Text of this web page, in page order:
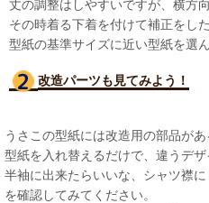
丈の調整はしやすいですが、横方
その時着る下着を付けて補正をし
型紙の基準サイズに近い型紙を選
改造パーツも見てみよう！
うさこの型紙には改造用の部品があ
型紙を入れ替えるだけで、違うデザ
半袖に出来たらいいな、シャツ襟
を確認してみてください。